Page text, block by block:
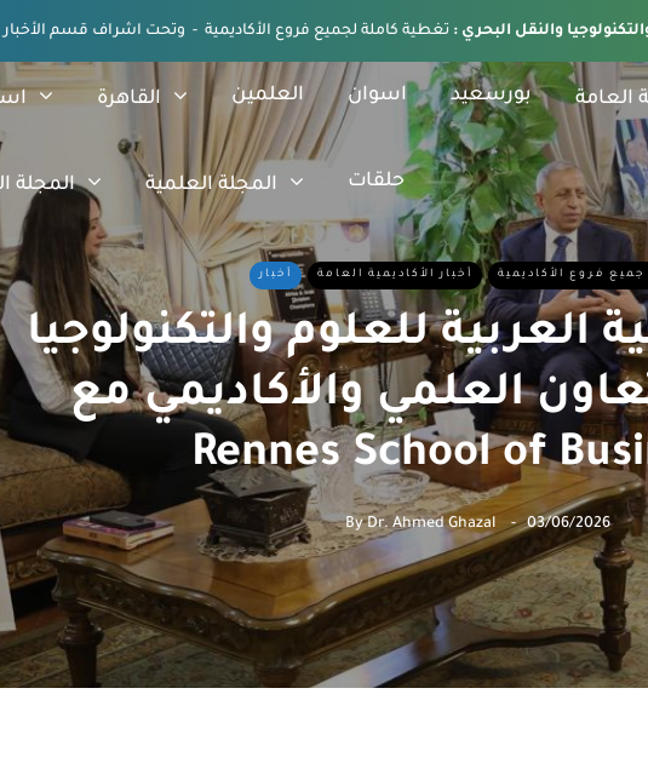
والنقل البحري :
القاهرة العلمين اسوان بورسعيد العامة
المجلة المجلة العلمية حلقات
أخبار أخبار الأكاديمية العامة جميع فروع الأكاديمية
العربية للعلوم والتكنولوجيا
العلمي والأكاديمي مع
ByDr. Ahmed Ghazal 03/06/2026